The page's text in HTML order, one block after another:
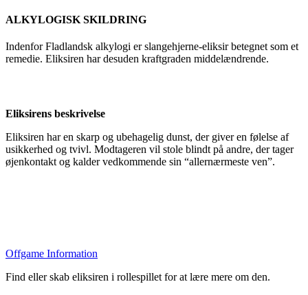
ALKYLOGISK SKILDRING
Indenfor Fladlandsk alkylogi er slangehjerne-eliksir betegnet som et
remedie. Eliksiren har desuden kraftgraden middelændrende.
Eliksirens beskrivelse
Eliksiren har en skarp og ubehagelig dunst, der giver en følelse af
usikkerhed og tvivl. Modtageren vil stole blindt på andre, der tager
øjenkontakt og kalder vedkommende sin “allernærmeste ven”.
Offgame Information
Find eller skab eliksiren i rollespillet for at lære mere om den.